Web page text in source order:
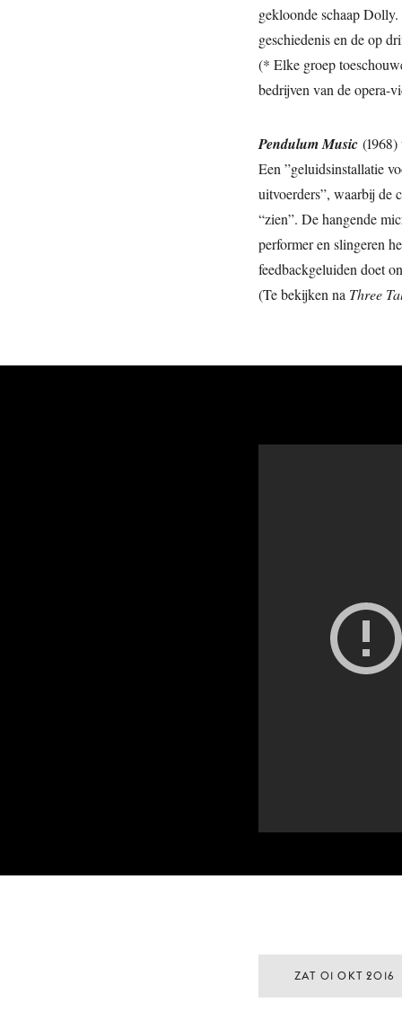
gekloonde schaap
geschiedenis en de op
(* Elke groep
bedrijven van de opera-
Pendulum Music
Een ”geluidsinstallatie
uitvoerders”, waarbij de
“zien”. De hangende
performer en slingeren
feedbackgeluiden doet
(Te bekijken na Three
ZAT 01 OKT 2016